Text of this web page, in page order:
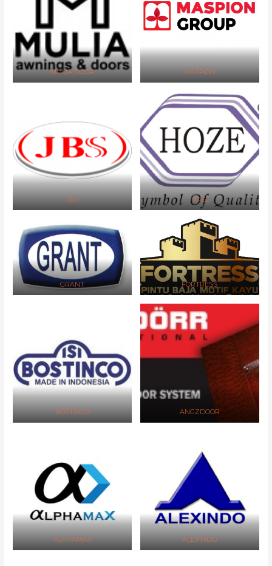
MULIA DOOR MASPION
JBS HOZE
GRANT FORTRESS
BOSTINCO ANGZDOOR
ALPHAMAX ALEXINDO